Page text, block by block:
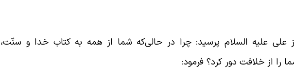
علی علیه السلام پرسید: چرا در حالی‌که شما از همه به کتاب خدا و سنّت،
را از خلافت دور کرد؟ فرمود: